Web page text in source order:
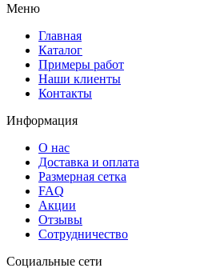
Меню
Главная
Каталог
Примеры работ
Наши клиенты
Контакты
Информация
О нас
Доставка и оплата
Размерная сетка
FAQ
Акции
Отзывы
Сотрудничество
Социальные сети